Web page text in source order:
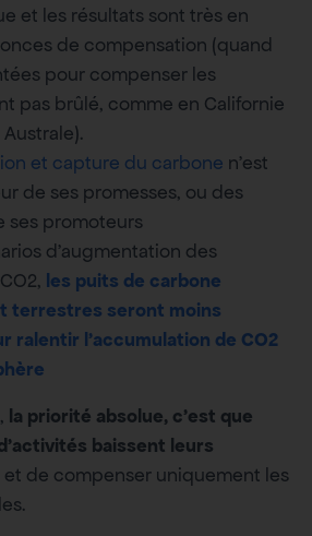
et les résultats sont très en
de compensation (quand
pour compenser les
pas brûlé, comme en Californie
et capture du carbone n’est
de ses promesses, ou des
ses promoteurs
d’augmentation des
les puits de carbone
terrestres seront moins
ralentir l’accumulation de CO2
la priorité absolue, c’est que
baissent leurs
et de compenser uniquement les